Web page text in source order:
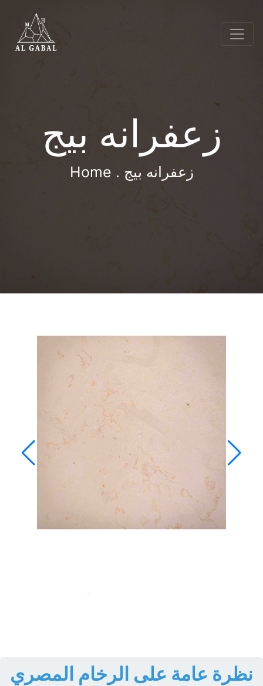
زعفرانه بيج
Home . زعفرانه بيج
نظرة عامة على الرخام المصري